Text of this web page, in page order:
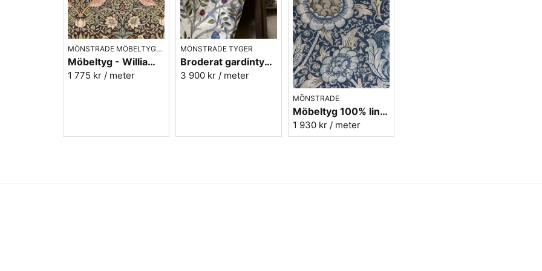
MÖNSTRADE MÖBELTYGER
Möbeltyg - William Morris - Strawberry thief chocloate/slate
1 775 kr / meter
MÖNSTRADE TYGER
Broderat gardintyg - William Morris Kelmscott tree woad/rose
3 900 kr / meter
MÖNSTRADE
Möbeltyg 100% lin William Morris - Wandle - blue/stone
1 930 kr / meter